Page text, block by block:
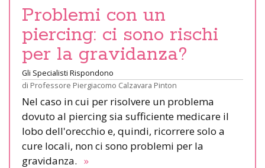
Problemi con un
piercing: ci sono rischi
per la gravidanza?
Gli Specialisti Rispondono
di Professore Piergiacomo Calzavara Pinton
Nel caso in cui per risolvere un problema
dovuto al piercing sia sufficiente medicare il
lobo dell'orecchio e, quindi, ricorrere solo a
cure locali, non ci sono problemi per la
gravidanza. »